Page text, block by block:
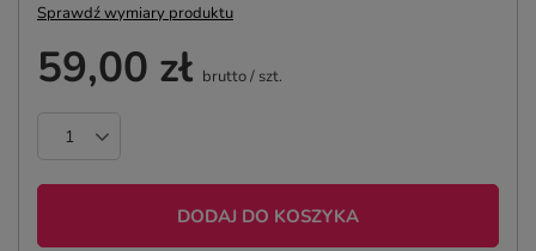
Sprawdź wymiary produktu
59,00 zł brutto/ szt.
DODAJ DO KOSZYKA